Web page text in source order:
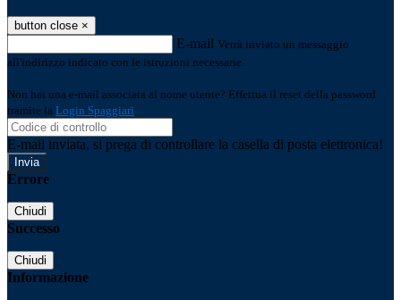
button close ×
E-mail Verrà inviato un messaggio
all'indirizzo indicato con le istruzioni necessarie.
Non hai una e-mail associata al nome utente? Effettua il reset della password
tramite la Login Spaggiari
E-mail inviata, si prega di controllare la casella di posta elettronica!
Errore
Chiudi
Successo
Chiudi
Informazione